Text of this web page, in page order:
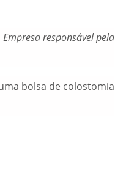
responsável pela
bolsa de colostomia